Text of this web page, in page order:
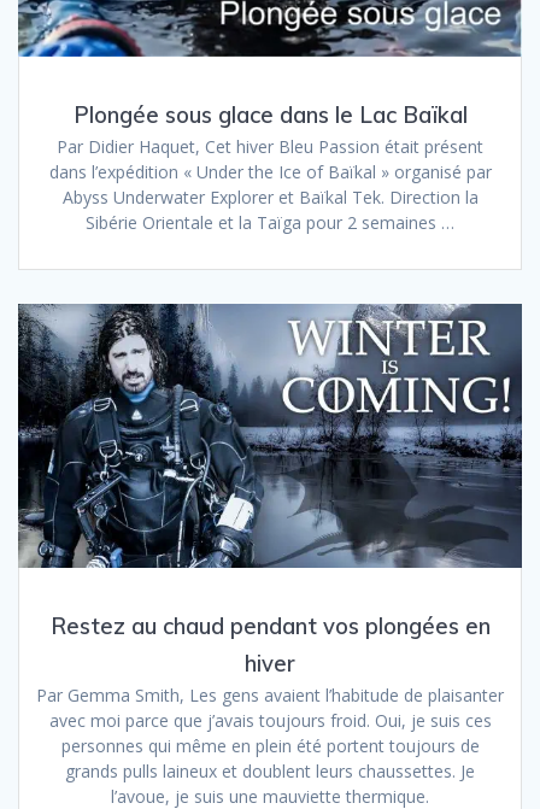
Plongée sous glace dans le Lac Baïkal
Par Didier Haquet, Cet hiver Bleu Passion était présent
dans l’expédition « Under the Ice of Baïkal » organisé par
Abyss Underwater Explorer et Baïkal Tek. Direction la
Sibérie Orientale et la Taïga pour 2 semaines …
Restez au chaud pendant vos plongées en
hiver
Par Gemma Smith, Les gens avaient l’habitude de plaisanter
avec moi parce que j’avais toujours froid. Oui, je suis ces
personnes qui même en plein été portent toujours de
grands pulls laineux et doublent leurs chaussettes. Je
l’avoue, je suis une mauviette thermique.